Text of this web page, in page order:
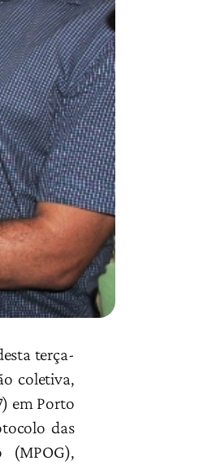
terça-
coletiva,
em Porto
das
(MPOG),